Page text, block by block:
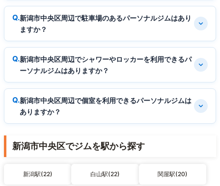
新潟市中央区周辺で駐車場のあるパーソナルジムはあり
ますか？
新潟市中央区周辺でシャワーやロッカーを利用できるパ
ーソナルジムはありますか？
新潟市中央区周辺で個室を利用できるパーソナルジムは
ありますか？
新潟市中央区でジムを駅から探す
新潟駅(22) 白山駅(22) 関屋駅(20)